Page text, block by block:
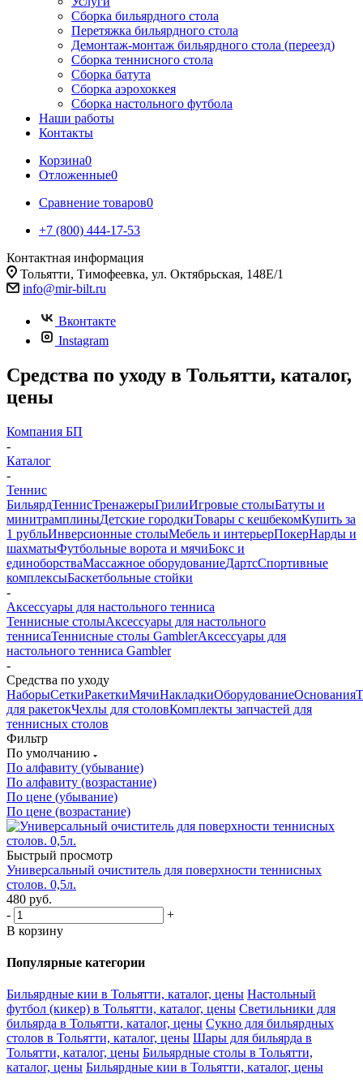
Сборка бильярдного стола
Перетяжка бильярдного стола
Демонтаж-монтаж бильярдного стола (переезд)
Сборка теннисного стола
Сборка батута
Сборка аэрохоккея
Сборка настольного футбола
Наши работы
Контакты
Корзина0
Отложенные0
Сравнение товаров0
+7 (800) 444-17-53
Контактная информация
Тольятти, Тимофеевка, ул. Октябрьская, 148Е/1
info@mir-bilt.ru
Вконтакте
Instagram
Средства по уходу в Тольятти, каталог,
цены
Компания БП
-
Каталог
-
Теннис
БильярдТеннисТренажерыГрилиИгровые столыБатуты и
минитрамплиныДетские городкиТовары с кешбекомКупить за
1 рубльИнверсионные столыМебель и интерьерПокерНарды и
шахматыФутбольные ворота и мячиБокс и
единоборстваМассажное оборудованиеДартсСпортивные
комплексыБаскетбольные стойки
-
Аксессуары для настольного тенниса
Теннисные столыАксессуары для настольного
теннисаТеннисные столы GamblerАксессуары для
настольного тенниса Gambler
-
Средства по уходу
НаборыСеткиРакеткиМячиНакладкиОборудованиеОснования
для ракетокЧехлы для столовКомплекты запчастей для
теннисных столов
Фильтр
По умолчанию
По алфавиту (убывание)
По алфавиту (возрастание)
По цене (убывание)
По цене (возрастание)
Быстрый просмотр
Универсальный очиститель для поверхности теннисных
столов. 0,5л.
480 руб.
-
+
В корзину
Популярные категории
Бильярдные кии в Тольятти, каталог, цены Настольный
футбол (кикер) в Тольятти, каталог, цены Светильники для
бильярда в Тольятти, каталог, цены Сукно для бильярдных
столов в Тольятти, каталог, цены Шары для бильярда в
Тольятти, каталог, цены Бильярдные столы в Тольятти,
каталог, цены Бильярдные кии в Тольятти, каталог, цены